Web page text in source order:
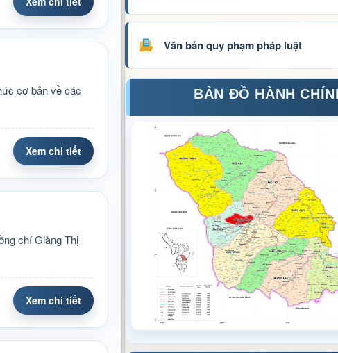
cơ bản về các
Xem chi tiết
chí Giàng Thị
Xem chi tiết
Văn bản quy phạm pháp luật
BẢN ĐỒ HÀNH